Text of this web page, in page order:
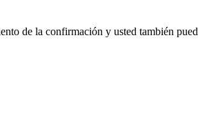
de la confirmación y usted también